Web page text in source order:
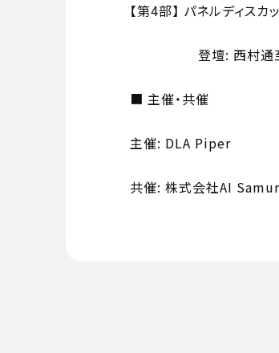
【第4部】 パネルディス
登壇: 西村通至（DLA
■ 主催・共催
主催: DLA Piper
共催: 株式会社AI